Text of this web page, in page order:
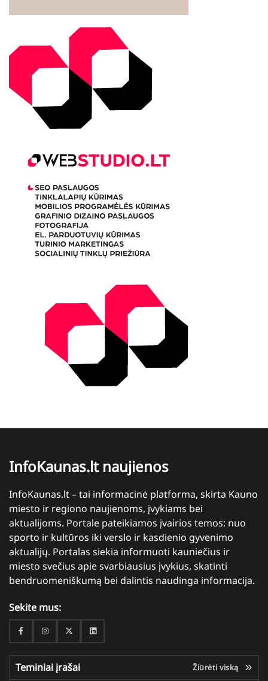
InfoKaunas.lt naujienos
InfoKaunas.lt – tai informacinė platforma, skirta Kauno
miesto ir regiono naujienoms, įvykiams bei
aktualijoms. Portale pateikiamos įvairios temos: nuo
sporto ir kultūros iki verslo ir kasdienio gyvenimo
aktualijų. Portalas siekia informuoti kauniečius ir
miesto svečius apie svarbiausius įvykius, skatinti
bendruomeniškumą bei dalintis naudinga informacija.
Sekite mus:
FacebookInstagramTwitterLinkedin
Teminiai įrašai Žiūrėti viską